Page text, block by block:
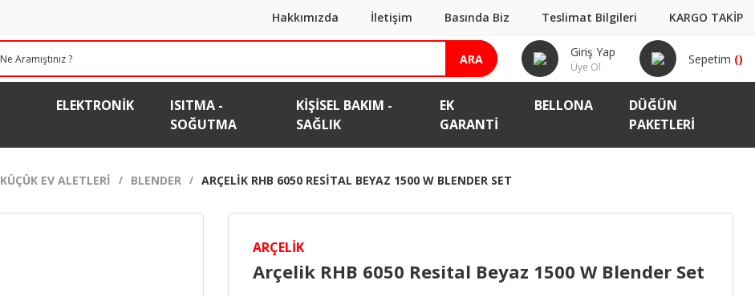
Hakkımızda İletişim Basında Biz Teslimat Bilgileri KARGO TAKİP
ARA Giriş Yap
Üye Ol
Sepetim ()
ELEKTRONIK
ISITMA -
SOĞUTMA
KIŞISEL BAKIM -
SAĞLIK
EK
GARANTI
BELLONA
DÜĞÜN
PAKETLERİ
KÜÇÜK EV ALETLERI BLENDER ARÇELIK RHB 6050 RESITAL BEYAZ 1500 W BLENDER SET
ARÇELIK
Arçelik RHB 6050 Resital Beyaz 1500 W Blender Set